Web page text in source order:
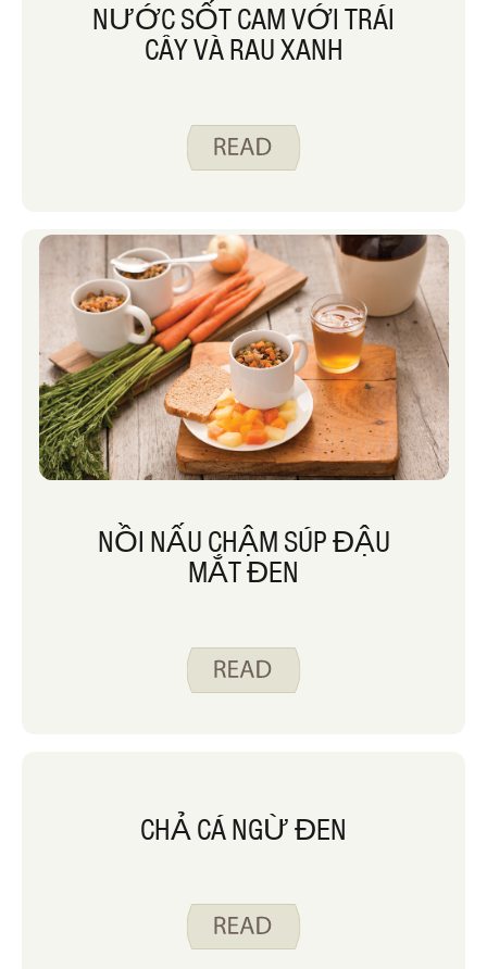
NƯỚC SỐT CAM VỚI TRÁI
CÂY VÀ RAU XANH
NỒI NẤU CHẬM SÚP ĐẬU
MẮT ĐEN
CHẢ CÁ NGỪ ĐEN